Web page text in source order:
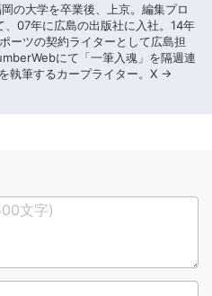
の大学を卒業後、上京。編集プロ
07年に広島の出版社に入社。14年
ーツの契約ライターとして広島担
にて「一筆入魂」を隔週連
執筆するカープライター。X →